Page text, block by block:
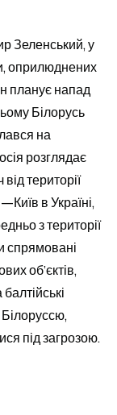
Зеленський, у
оприлюднених
планує напад
Білорусь
на
розглядає
території
в Україні,
з території
спрямовані
об’єктів,
під загрозою.